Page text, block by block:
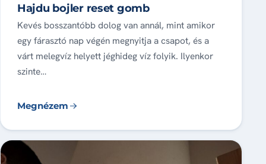
Hajdu bojler reset gomb
Kevés bosszantóbb dolog van annál, mint amikor
egy fárasztó nap végén megnyitja a csapot, és a
várt melegvíz helyett jéghideg víz folyik. Ilyenkor
szinte…
Megnézem